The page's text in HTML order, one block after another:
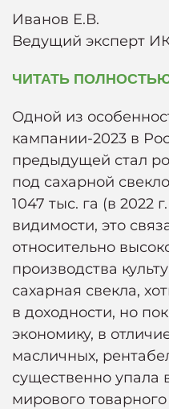
Иванов Е.В.
Ведущий эксперт
ЧИТАТЬ
Одной из
кампании-2023 в
предыдущей стал
под сахарной
1047 тыс. га (в 2022
видимости, это
относительно
производства
сахарная свекла,
в доходности, но
экономику, в
масличных,
существенно упала
мирового